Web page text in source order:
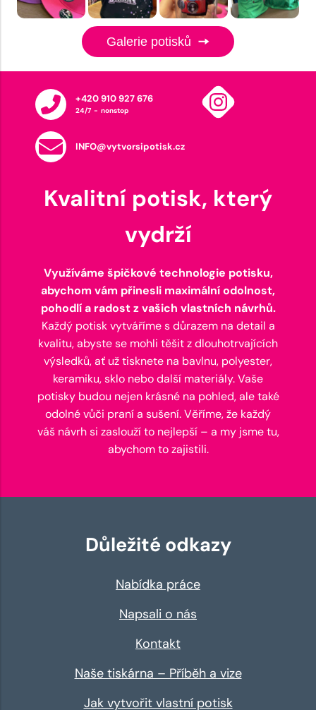
Galerie potisků
+420 910 927 676
24/7 - nonstop
INFO@vytvorsipotisk.cz
Kvalitní potisk, který
vydrží
Využíváme špičkové technologie potisku,
abychom vám přinesli maximální odolnost,
pohodlí a radost z vašich vlastních návrhů.
Každý potisk vytváříme s důrazem na detail a
kvalitu, abyste se mohli těšit z dlouhotrvajících
výsledků, ať už tisknete na bavlnu, polyester,
keramiku, sklo nebo další materiály. Vaše
potisky budou nejen krásné na pohled, ale také
odolné vůči praní a sušení. Věříme, že každý
váš návrh si zaslouží to nejlepší – a my jsme tu,
abychom to zajistili.
Důležité odkazy
Nabídka práce
Napsali o nás
Kontakt
Naše tiskárna – Příběh a vize
Jak vytvořit vlastní potisk